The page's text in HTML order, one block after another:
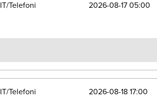
IT/Telefoni 2026-08-17 05:00
IT/Telefoni 2026-08-18 17:00